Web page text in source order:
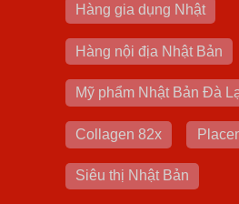
Hàng gia dụng Nhật
Hàng nội địa Nhật Bản
Mỹ phẩm Nhật Bản Đà
Collagen 82x
Siêu thị Nhật Bản